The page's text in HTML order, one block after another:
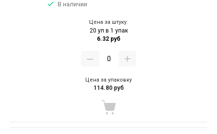
В наличии
Цена за штуку:
20 уп в 1 упак
6.32 руб
Цена за упаковку
114.80 руб